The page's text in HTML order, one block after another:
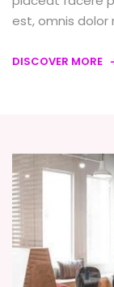
est, omnis dolor
DISCOVER MORE